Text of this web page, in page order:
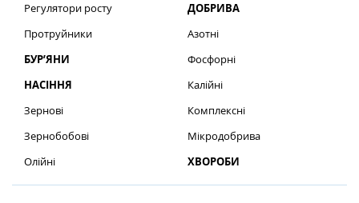
Регулятори росту
Протруйники
БУР’ЯНИ
НАСІННЯ
Зернові
Зернобобові
Олійні
ДОБРИВА
Азотні
Фосфорні
Калійні
Комплексні
Мікродобрива
ХВОРОБИ